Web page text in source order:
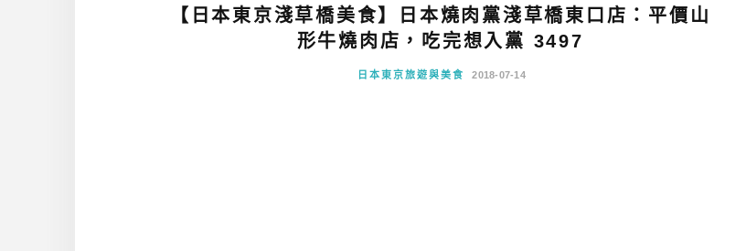
【日本東京淺草橋美食】日本燒肉黨淺草橋東口店：平價山
形牛燒肉店，吃完想入黨 3497
日本東京旅遊與美食 2018-07-14